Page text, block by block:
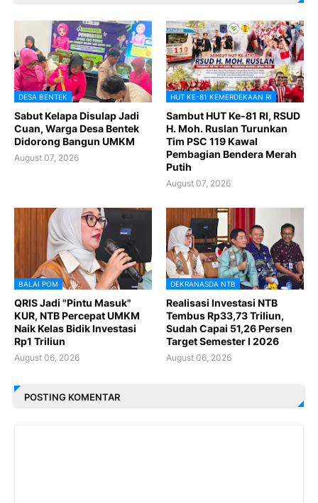
DESA BENTEK
Sabut Kelapa Disulap Jadi
Cuan, Warga Desa Bentek
Didorong Bangun UMKM
August 07, 2026
HUT KE-81 KEMERDEKAAN RI
Sambut HUT Ke-81 RI, RSUD
H. Moh. Ruslan Turunkan
Tim PSC 119 Kawal
Pembagian Bendera Merah
Putih
August 07, 2026
BALAI POM
QRIS Jadi "Pintu Masuk"
KUR, NTB Percepat UMKM
Naik Kelas Bidik Investasi
Rp1 Triliun
August 06, 2026
DEKRANASDA NTB
Realisasi Investasi NTB
Tembus Rp33,73 Triliun,
Sudah Capai 51,26 Persen
Target Semester I 2026
August 06, 2026
POSTING KOMENTAR